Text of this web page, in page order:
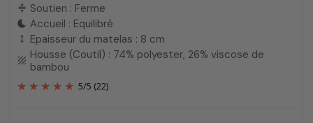
compress Soutien : Ferme
bedtime Accueil : Equilibré
height Epaisseur du matelas : 8 cm
texture Housse (Coutil) : 74% polyester, 26% viscose de
bambou
5/5 (22)